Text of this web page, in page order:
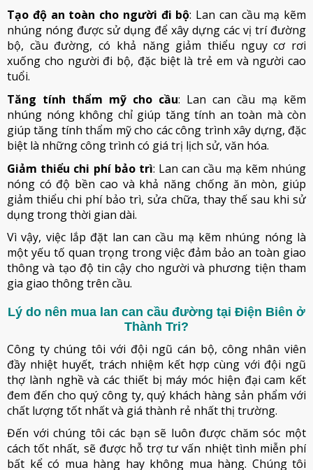
Tạo độ an toàn cho người đi bộ: Lan can cầu mạ kẽm
nhúng nóng được sử dụng để xây dựng các vị trí đường
bộ, cầu đường, có khả năng giảm thiểu nguy cơ rơi
xuống cho người đi bộ, đặc biệt là trẻ em và người cao
tuổi.
Tăng tính thẩm mỹ cho cầu: Lan can cầu mạ kẽm
nhúng nóng không chỉ giúp tăng tính an toàn mà còn
giúp tăng tính thẩm mỹ cho các công trình xây dựng, đặc
biệt là những công trình có giá trị lịch sử, văn hóa.
Giảm thiểu chi phí bảo trì: Lan can cầu mạ kẽm nhúng
nóng có độ bền cao và khả năng chống ăn mòn, giúp
giảm thiểu chi phí bảo trì, sửa chữa, thay thế sau khi sử
dụng trong thời gian dài.
Vì vậy, việc lắp đặt lan can cầu mạ kẽm nhúng nóng là
một yếu tố quan trọng trong việc đảm bảo an toàn giao
thông và tạo độ tin cậy cho người và phương tiện tham
gia giao thông trên cầu.
Lý do nên mua lan can cầu đường tại Điện Biên ở
Thành Tri?
Công ty chúng tôi với đội ngũ cán bộ, công nhân viên
đầy nhiệt huyết, trách nhiệm kết hợp cùng với đội ngũ
thợ lành nghề và các thiết bị máy móc hiện đại cam kết
đem đến cho quý công ty, quý khách hàng sản phẩm với
chất lượng tốt nhất và giá thành rẻ nhất thị trường.
Đến với chúng tôi các bạn sẽ luôn được chăm sóc một
cách tốt nhất, sẽ được hỗ trợ tư vấn nhiệt tình miễn phí
bất kể có mua hàng hay không mua hàng. Chúng tôi